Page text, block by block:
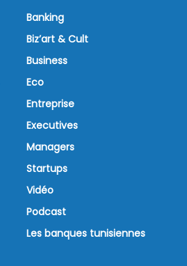
Banking
Biz’art & Cult
Business
Eco
Entreprise
Executives
Managers
Startups
Vidéo
Podcast
Les banques tunisiennes